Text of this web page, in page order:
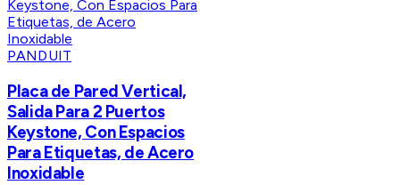
PANDUIT
Placa de Pared Vertical,
Salida Para 2 Puertos
Keystone, Con Espacios
Para Etiquetas, de Acero
Inoxidable